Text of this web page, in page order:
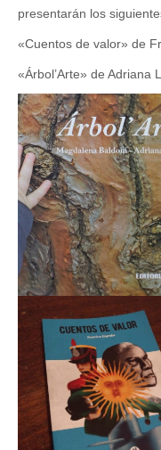
presentarán los
«Cuentos de valor» de
«Árbol’Arte» de Adriana